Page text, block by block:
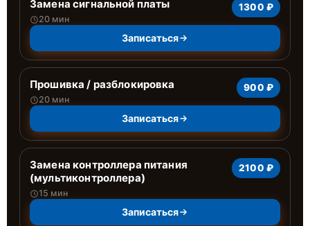
Замена сигнальной платы
20 мин
1300 ₽
Записаться
Прошивка / разблокировка
20 мин
900 ₽
Записаться
Замена контроллера питания
(мультиконтроллера)
15 мин
2100 ₽
Записаться